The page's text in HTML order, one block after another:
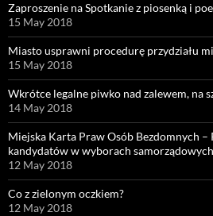
Zaproszenie na Spotkanie z piosenką i
15 May 2018
Miasto usprawni procedurę przydziału
15 May 2018
Wkrótce legalne piwko nad zalewem, na
14 May 2018
Miejska Karta Praw Osób Bezdomnych –
kandydatów w wyborach samorządowych
12 May 2018
Co z zielonym oczkiem?
12 May 2018